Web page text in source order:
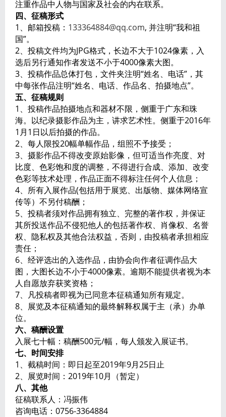
注重作品中人物与国家及社会的内在联系。
四、征稿形式
1、邮箱投稿： 133364884@qq.com, 并注明“我和祖
国”。
2、投稿文件均为JPG格式，长边不大于1024像素，入
选后另行通知作者发送不小于4000像素大图。
3、投稿作品总体打包，文件夹注明“姓名、电话”，其
中每张作品注明“姓名、电话、作品名、拍摄地点”。
五、征稿规则
1、投稿作品拍摄地点和器材不限，侧重于广东和珠
海。以纪录摄影作品为主，讲求艺术性。侧重于2016年
1月1日以后拍摄的作品。
2、每人限投20幅单幅作品，组照不予接受；
3、摄影作品不得改变原始影像，但可适当作亮度、对
比度、色彩饱和度的调整，不得进行合成、添加、改变
色彩等技术处理，作品正面不得标注任何个人信息；
4、所有入展作品(包括用于展览、出版物、媒体网络宣
传等）不另付稿酬；
5、投稿者须对作品拥有独立、完整的著作权，并保证
其所投送作品不侵犯他人的包括著作权、肖像权、名誉
权、隐私权及其他合法权益，否则，由投稿者承担相应
责任；
6、经评选出的入选作品，由协会向作者征调作品大
图，大图长边不小于4000像素。逾期不能提供者视为本
人自愿放弃获奖资格；
7、凡投稿者即视为已同意本征稿通知所有规定。
8、展览及本征稿通知的最终解释权属于主（承）办单
位。
六、稿酬设置
入展七十幅：稿酬500元/幅，每人颁发入展证书。
七、时间安排
1、截稿时间：即日起至2019年9月25日止
2、展览时间：2019年10月（暂定）
八、其他
征稿联系人：冯振伟
咨询电话：0756-3364884